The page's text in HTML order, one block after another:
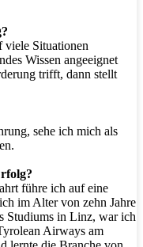
viele Situationen
Wissen angeeignet
trifft, dann stellt
sehe ich mich als
führe ich auf eine
im Alter von zehn Jahre
Studiums in Linz, war ich
Airways am